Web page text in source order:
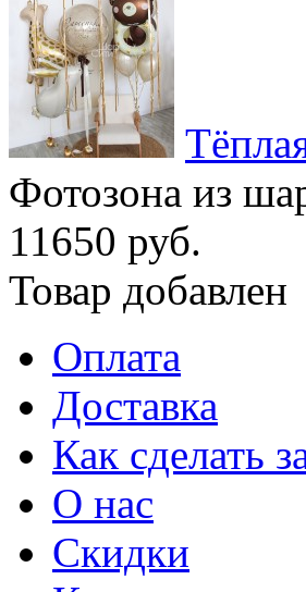
Фотозона из
11650 руб.
Товар добавлен
Оплата
Доставка
Как сделать
О нас
Скидки